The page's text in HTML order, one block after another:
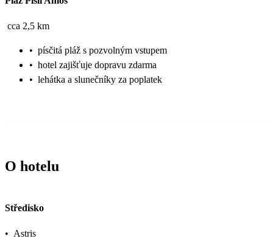
cca 2,5 km
• písčitá pláž s pozvolným vstupem
• hotel zajišťuje dopravu zdarma
• lehátka a slunečníky za poplatek
O hotelu
Středisko
• Astris